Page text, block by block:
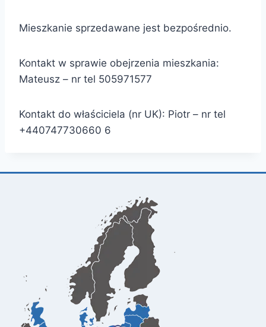
Mieszkanie sprzedawane jest bezpośrednio.
Kontakt w sprawie obejrzenia mieszkania:
Mateusz – nr tel 505971577
Kontakt do właściciela (nr UK): Piotr – nr tel
+440747730660 6